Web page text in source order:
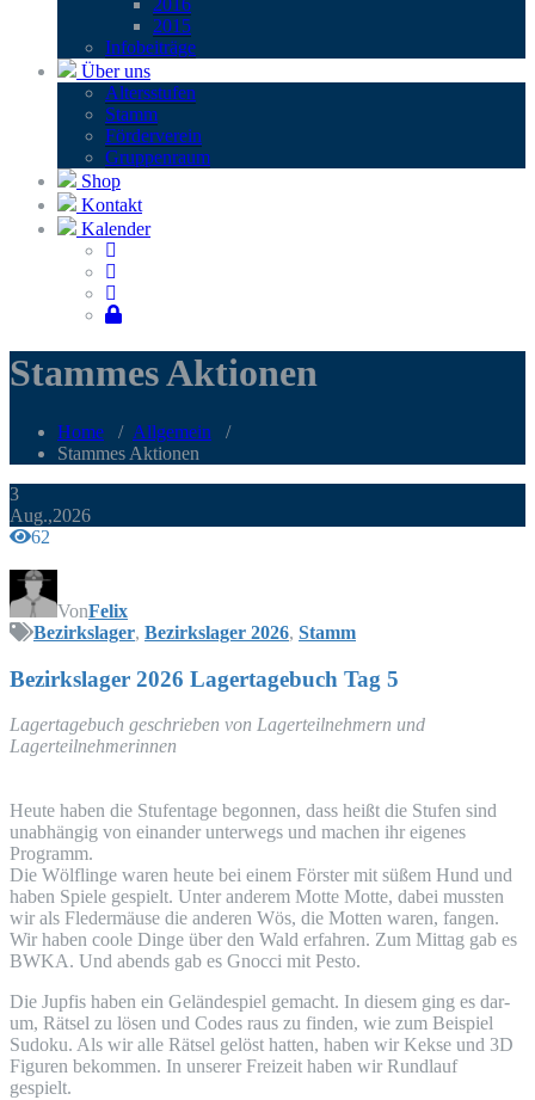
2016
2015
Infobei­trä­ge
Über uns
Alters­stu­fen
Stamm
För­der­ver­ein
Grup­pen­raum
Shop
Kontakt
Kalender
Stammes Aktionen
Home / Allgemein /
Stammes Aktionen
3
Aug.,2026
62
VonFelix
Bezirkslager, Bezirkslager 2026, Stamm
Bezirks­la­ger 2026 Lager­ta­ge­buch Tag 5
Lager­ta­ge­buch geschrie­ben von Lager­teil­neh­mern und
Lagerteilnehmerinnen
Heu­te haben die Stu­fen­ta­ge begon­nen, dass heißt die Stu­fen sind
unab­hän­gig von ein­an­der unter­wegs und machen ihr eige­nes
Programm.
Die Wöl­f­lin­ge waren heu­te bei einem Förs­ter mit süßem Hund und
haben Spie­le gespielt. Unter ande­rem Mot­te Mot­te, dabei muss­ten
wir als Fle­der­mäu­se die ande­ren Wös, die Mot­ten waren, fan­gen.
Wir haben coo­le Din­ge über den Wald erfah­ren. Zum Mit­tag gab es
BWKA. Und abends gab es Gnoc­ci mit Pesto.
Die Jup­fis haben ein Gelän­de­spiel gemacht. In die­sem ging es dar­
um, Rät­sel zu lösen und Codes raus zu fin­den, wie zum Bei­spiel
Sudo­ku. Als wir alle Rät­sel gelöst hat­ten, haben wir Kek­se und 3D
Figu­ren bekom­men. In unse­rer Frei­zeit haben wir Rund­lauf
gespielt.